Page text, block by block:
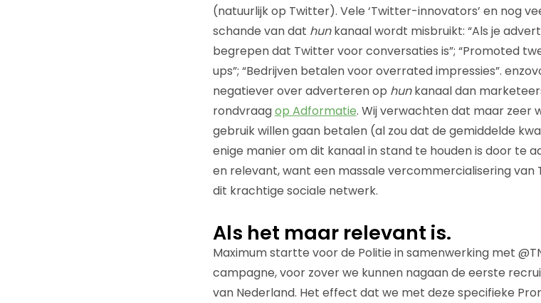
(natuurlijk op Twitter). Vele ‘Twitter-innovators’ en nog
schande van dat hunkanaal wordt misbruikt: “Als je
begrepen dat Twitter voor conversaties is”; “Promoted
ups”; “Bedrijven betalen voor overrated impressies”.
negatiever over adverteren op hunkanaal dan
rondvraagop Adformatie. Wij verwachten dat maar zeer
gebruik willen gaan betalen (al zou dat de gemiddelde
enige manier om dit kanaal in stand te houden is door te
en relevant, want een massale vercommercialisering van
dit krachtige sociale netwerk.
Als het maar relevant is.
Maximum startte voor de Politie in samenwerking met
campagne, voor zover we kunnen nagaan de eerste
van Nederland. Het effect dat we met deze specifieke